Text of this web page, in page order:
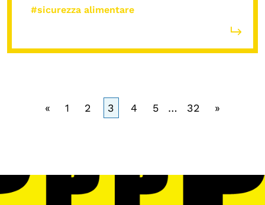
#sicurezza alimentare
« 1 2 3 4 5 … 32 »